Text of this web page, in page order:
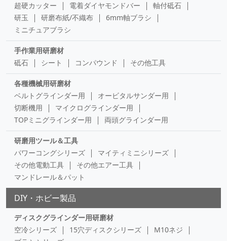
超硬カッター
電着ダイヤモンドバー
軸付砥石
研玉
研磨布紙/不織布
6mm軸ブラシ
ミニチュアブラシ
手作業用研磨材
砥石
シート コンパウンド その他工具
各種機械用研磨材
ベルトグラインダー用
オービタルサンダー用
切断機用
マイクログラインダー用
TOPミニグラインダー用
両頭グラインダー用
研磨用ツール＆工具
パワーコングシリーズ
マイティミニシリーズ
その他電動工具
その他エアー工具
マンドレール＆パット
DIY・ホビー製品
ディスクグラインダー用研磨材
空冷シリーズ
15穴ディスクシリーズ
M10ネジ